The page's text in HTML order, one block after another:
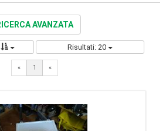
AVANZATA
Risultati: 20
« 1 «